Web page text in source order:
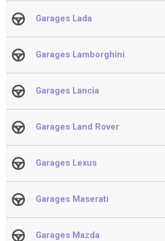
Garages Lada
Garages Lamborghini
Garages Lancia
Garages Land Rover
Garages Lexus
Garages Maserati
Garages Mazda